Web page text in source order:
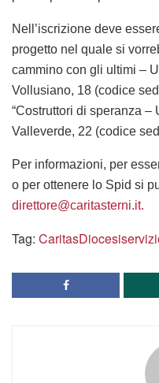
Nell’iscrizione deve
progetto nel quale si
cammino con gli ultimi –
Vollusiano, 18 (codice
“Costruttori di speranza –
Valleverde, 22 (codice
Per informazioni, per
o per ottenere lo Spid si
direttore@caritasterni.it.
Tag: CaritasDiocesi